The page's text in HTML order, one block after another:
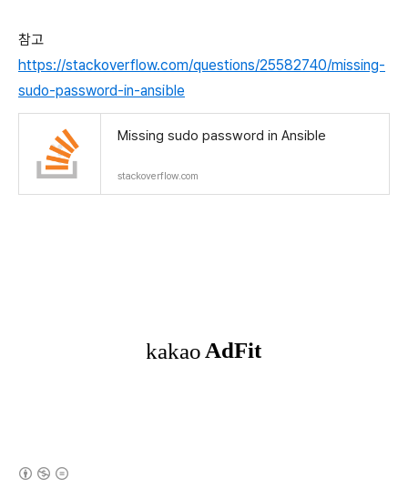
참고
https://stackoverflow.com/questions/25582740/missing-
sudo-password-in-ansible
Missing sudo password in Ansible
stackoverflow.com